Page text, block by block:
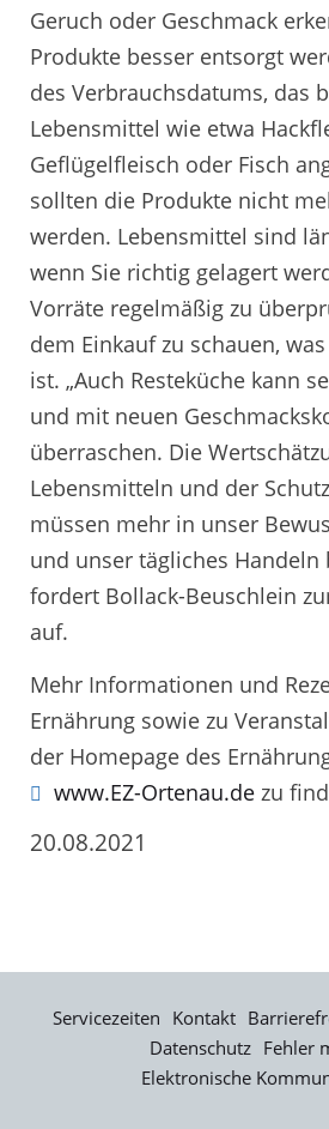
Geruch oder Geschmack
Produkte besser entsorgt
des Verbrauchsdatums, das
Lebensmittel wie etwa
Geflügelfleisch oder Fisch
sollten die Produkte nicht
werden. Lebensmittel sind
wenn Sie richtig gelagert
Vorräte regelmäßig zu
dem Einkauf zu schauen,
ist. „Auch Resteküche kann
und mit neuen
überraschen. Die
Lebensmitteln und der
müssen mehr in unser
und unser tägliches Handeln
fordert Bollack-Beuschlein
auf.
Mehr Informationen und
Ernährung sowie zu
der Homepage des
www.EZ-Ortenau.de zu
20.08.2021
Servicezeiten Kontakt
Datenschutz Fehler
Elektronische